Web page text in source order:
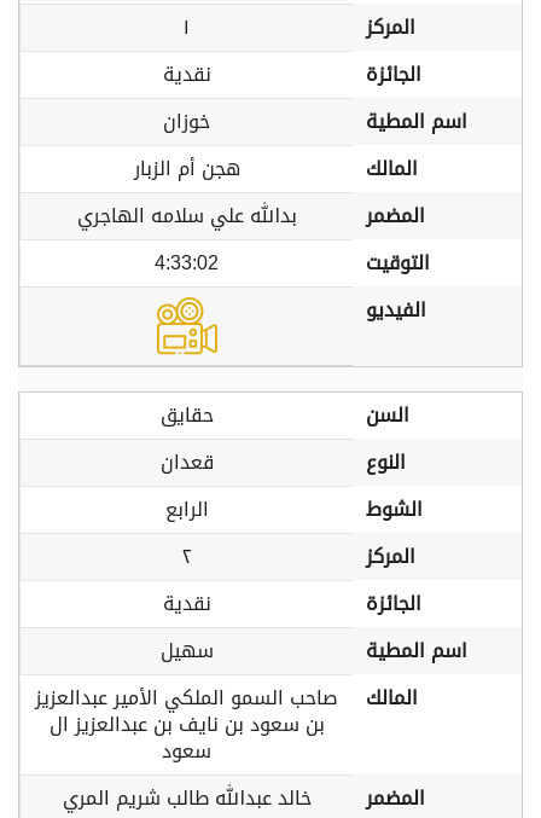
المركز
١
الجائزة
نقدية
اسم المطية
خوزان
المالك
هجن أم الزبار
المضمر
بدالله علي سلامه الهاجري
التوقيت
4:33:02
الفيديو
السن
حقايق
النوع
قعدان
الشوط
الرابع
المركز
٢
الجائزة
نقدية
اسم المطية
سهيل
المالك
صاحب السمو الملكي الأمير عبدالعزيز
بن سعود بن نايف بن عبدالعزيز ال
سعود
المضمر
خالد عبدالله طالب شريم المري